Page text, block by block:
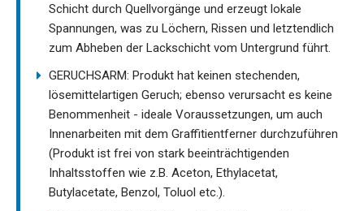
Schicht durch Quellvorgänge und erzeugt lokale
Spannungen, was zu Löchern, Rissen und letztendlich
zum Abheben der Lackschicht vom Untergrund führt.
GERUCHSARM: Produkt hat keinen stechenden,
lösemittelartigen Geruch; ebenso verursacht es keine
Benommenheit - ideale Voraussetzungen, um auch
Innenarbeiten mit dem Graffitientferner durchzuführen
(Produkt ist frei von stark beeinträchtigenden
Inhaltsstoffen wie z.B. Aceton, Ethylacetat,
Butylacetate, Benzol, Toluol etc.).